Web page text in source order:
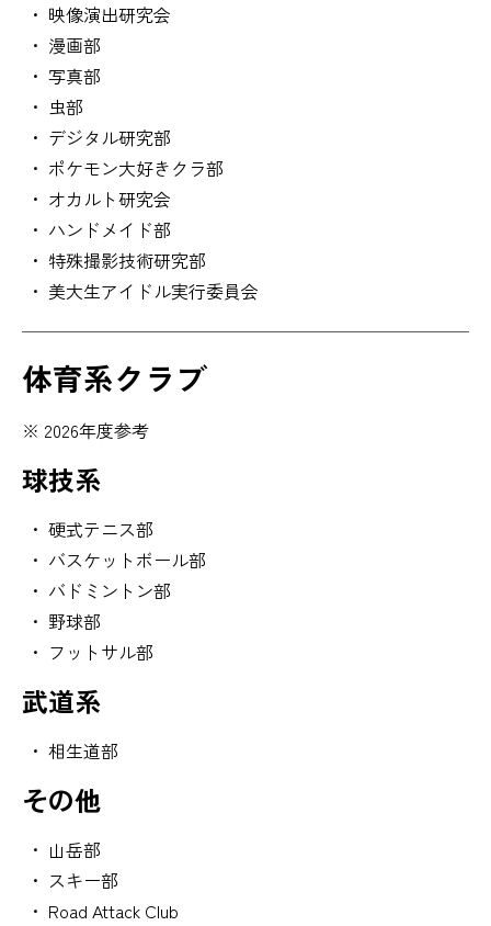
映像演出研究会
漫画部
写真部
虫部
デジタル研究部
ポケモン大好きクラ部
オカルト研究会
ハンドメイド部
特殊撮影技術研究部
美大生アイドル実行委員会
体育系クラブ
2026年度参考
球技系
硬式テニス部
バスケットボール部
バドミントン部
野球部
フットサル部
武道系
相生道部
その他
山岳部
スキー部
Road Attack Club